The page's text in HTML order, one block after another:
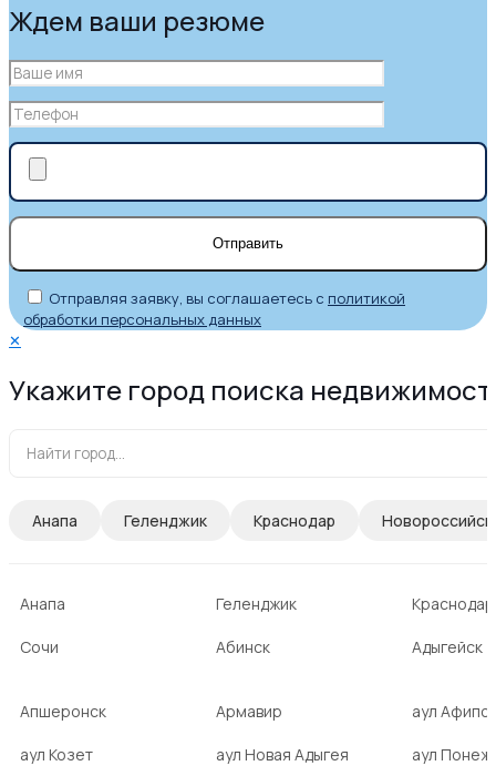
Ждем ваши резюме
Отправляя заявку, вы соглашаетесь с политикой
обработки персональных данных
✕
Укажите город поиска
Анапа Геленджик Краснодар Новороссийск
Анапа Геленджик Краснодар
Сочи Абинск Адыгейск
Апшеронск Армавир аул
аул Козет аул Новая Адыгея аул